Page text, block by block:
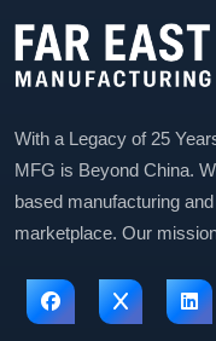
With a Legacy of 25
MFG is Beyond China.
based manufacturing
marketplace. Our